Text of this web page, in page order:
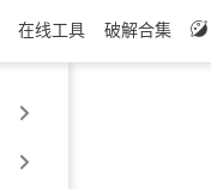
在线工具 破解合集